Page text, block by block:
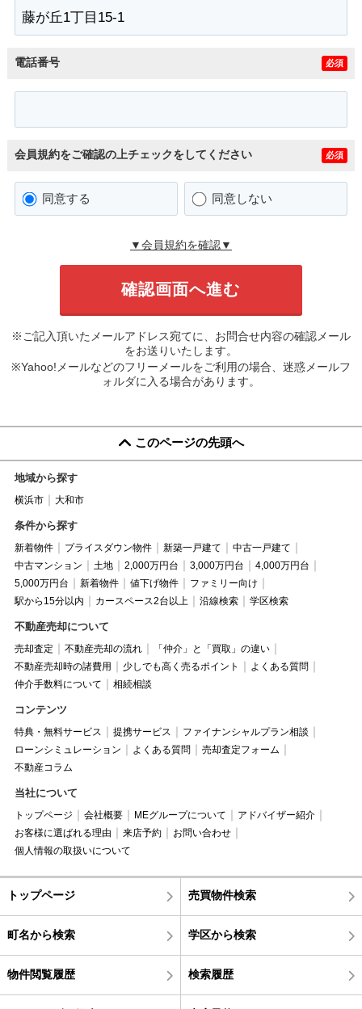
電話番号 必須
会員規約をご確認の上チェックをしてください 必須
同意する 同意しない
▼会員規約を確認▼
※ご記入頂いたメールアドレス宛てに、お問合せ内容の確認メール
をお送りいたします。
※Yahoo!メールなどのフリーメールをご利用の場合、迷惑メールフ
ォルダに入る場合があります。
このページの先頭へ
地域から探す
横浜市 大和市
条件から探す
新着物件 プライスダウン物件 新築一戸建て
中古一戸建て
中古マンション
土地 2,000万円台 3,000万円台
4,000万円台
5,000万円台
新着物件 値下げ物件
ファミリー向け
駅から15分以内
カースペース2台以上 沿線検索 学区検索
不動産売却について
売却査定 不動産売却の流れ
「仲介」と「買取」の違い
不動産売却時の諸費用
少しでも高く売るポイント
よくある質問
仲介手数料について
相続相談
コンテンツ
特典・無料サービス 提携サービス
ファイナンシャルプラン相談
ローンシミュレーション
よくある質問
売却査定フォーム
不動産コラム
当社について
トップページ 会社概要 MEグループについて
アドバイザー紹介
お客様に選ばれる理由
来店予約
お問い合わせ
個人情報の取扱いについて
トップページ 売買物件検索
町名から検索 学区から検索
物件閲覧履歴 検索履歴